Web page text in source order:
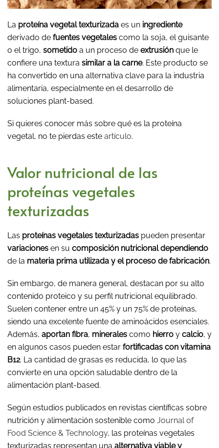
La proteína vegetal texturizada es un ingrediente
derivado de fuentes vegetales como la soja, el guisante
o el trigo, sometido a un proceso de extrusión que le
confiere una textura similar a la carne. Este producto se
ha convertido en una alternativa clave para la industria
alimentaria, especialmente en el desarrollo de
soluciones plant-based.
Si quieres conocer más sobre qué es la proteína
vegetal, no te pierdas este artículo.
Valor nutricional de las
proteínas vegetales
texturizadas
Las proteínas vegetales texturizadas pueden presentar
variaciones en su composición nutricional dependiendo
de la materia prima utilizada y el proceso de fabricación.
Sin embargo, de manera general, destacan por su alto
contenido proteico y su perfil nutricional equilibrado.
Suelen contener entre un 45% y un 75% de proteínas,
siendo una excelente fuente de aminoácidos esenciales.
Además, aportan fibra, minerales como hierro y calcio, y
en algunos casos pueden estar fortificadas con vitamina
B12. La cantidad de grasas es reducida, lo que las
convierte en una opción saludable dentro de la
alimentación plant-based.
Según estudios publicados en revistas científicas sobre
nutrición y alimentación sostenible como Journal of
Food Science & Technology, las proteínas vegetales
texturizadas representan una alternativa viable y